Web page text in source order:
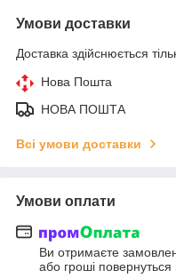
Умови доставки
Доставка здійснюється
Нова Пошта
НОВА ПОШТА
Всі умови доставки
Умови оплати
Ви отримаєте
або гроші